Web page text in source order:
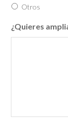
Otros
¿Quieres